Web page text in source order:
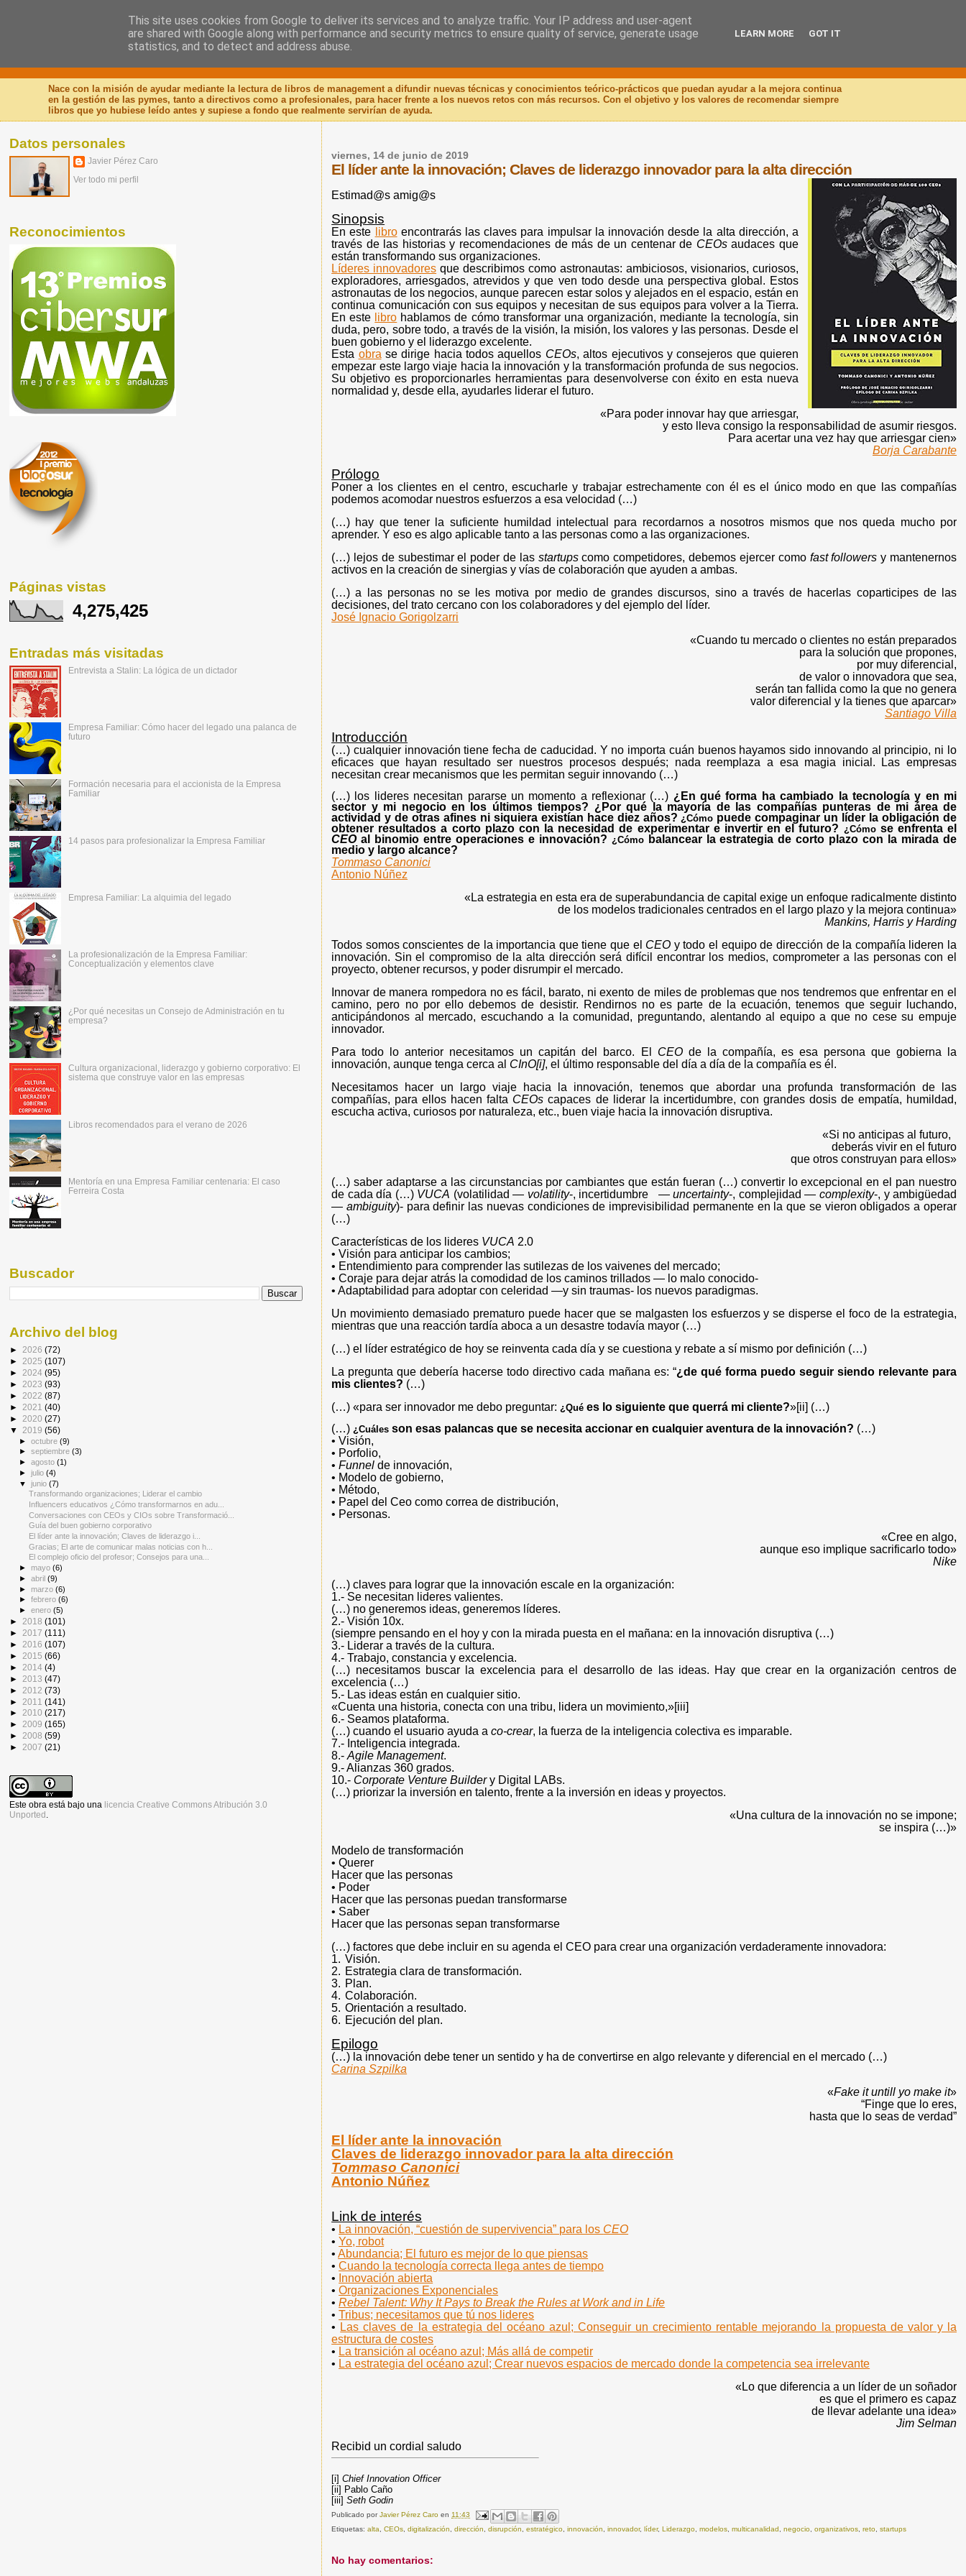
Nuevo Viernes - Nuevo Libro
Nace con la misión de ayudar mediante la lectura de libros de management a difundir nuevas técnicas y conocimientos teórico-prácticos que puedan ayudar a la mejora continua
en la gestión de las pymes, tanto a directivos como a profesionales, para hacer frente a los nuevos retos con más recursos. Con el objetivo y los valores de recomendar siempre
libros que yo hubiese leído antes y supiese a fondo que realmente servirían de ayuda.
viernes, 14 de junio de 2019
El líder ante la innovación; Claves de liderazgo innovador para la alta dirección
Estimad@s amig@s
Sinopsis
En este libroencontrarás las claves para impulsar la innovación desde la alta dirección, a
través de las historias y recomendaciones de más de un centenar de CEOsaudaces que
están transformando sus organizaciones.
Líderes innovadores que describimos como astronautas: ambiciosos, visionarios, curiosos,
exploradores, arriesgados, atrevidos y que ven todo desde una perspectiva global. Estos
astronautas de los negocios, aunque parecen estar solos y alejados en el espacio, están en
continua comunicación con sus equipos y necesitan de sus equipos para volver a la Tierra.
En este libro hablamos de cómo transformar una organización, mediante la tecnología, sin
duda, pero, sobre todo, a través de la visión, la misión, los valores y las personas. Desde el
buen gobierno y el liderazgo excelente.
Esta obra se dirige hacia todos aquellos CEOs, altos ejecutivos y consejeros que quieren
empezar este largo viaje hacia la innovación y la transformación profunda de sus negocios.
Su objetivo es proporcionarles herramientas para desenvolverse con éxito en esta nueva
normalidad y, desde ella, ayudarles liderar el futuro.
«Para poder innovar hay que arriesgar,
y esto lleva consigo la responsabilidad de asumir riesgos.
Para acertar una vez hay que arriesgar cien»
Borja Carabante
Prólogo
Poner a los clientes en el centro, escucharle y trabajar estrechamente con él es el único modo en que las compañías
podemos acomodar nuestros esfuerzos a esa velocidad (…)
(…) hay que tener la suficiente humildad intelectual para recordarnos a nosotros mismos que nos queda mucho por
aprender. Y eso es algo aplicable tanto a las personas como a las organizaciones.
(…) lejos de subestimar el poder de las startupscomo competidores, debemos ejercer como fast followers y mantenernos
activos en la creación de sinergias y vías de colaboración que ayuden a ambas.
(…) a las personas no se les motiva por medio de grandes discursos, sino a través de hacerlas coparticipes de las
decisiones, del trato cercano con los colaboradores y del ejemplo del líder.
José Ignacio Gorigolzarri
«Cuando tu mercado o clientes no están preparados
para la solución que propones,
por muy diferencial ,
de valor o innovadora que sea,
serán tan fallida como la que no genera
valor diferencial y la tienes que aparcar»
Santiago Villa
Introducción
(…) cualquier innovación tiene fecha de caducidad. Y no importa cuán buenos hayamos sido innovando al principio, ni lo
eficaces que hayan resultado ser nuestros procesos después; nada reemplaza a esa magia inicial. Las empresas
necesitan crear mecanismos que les permitan seguir innovando (…)
(…) los lideres necesitan pararse un momento a reflexionar (…) ¿En qué forma ha cambiado la tecnología y en mi
sector y mi negocio en los últimos tiempos? ¿Por qué la mayoría de las compañías punteras de mi área de
actividad y de otras afines ni siquiera existían hace diez años? ¿Cómo puede compaginar un líder la obligación de
obtener resultados a corto plazo con la necesidad de experimentar e invertir en el futuro? ¿Cómose enfrenta el
CEOal binomio entre operaciones e innovación? ¿Cómobalancear la estrategia de corto plazo con la mirada de
medio y largo alcance?
Tommaso Canonici
Antonio Núñez
«La estrategia en esta era de superabundancia de capital exige un enfoque radicalmente distinto
de los modelos tradicionales centrados en el largo plazo y la mejora continua»
Mankins, Harris y Harding
Todos somos conscientes de la importancia que tiene que el CEO y todo el equipo de dirección de la compañía lideren la
innovación. Sin el compromiso de la alta dirección será difícil encontrar los medios, comprometer a las personas con el
proyecto, obtener recursos, y poder disrumpir el mercado.
Innovar de manera rompedora no es fácil, barato, ni exento de miles de problemas que nos tendremos que enfrentar en el
camino, pero no por ello debemos de desistir. Rendirnos no es parte de la ecuación, tenemos que seguir luchando,
anticipándonos al mercado, escuchando a la comunidad, preguntando, alentando al equipo a que no cese su empuje
innovador.
Para todo lo anterior necesitamos un capitán del barco. El CEOde la compañía, es esa persona que gobierna la
innovación, aunque tenga cerca al CInO[i], el último responsable del día a día de la compañía es él.
Necesitamos hacer un largo viaje hacia la innovación, tenemos que abordar una profunda transformación de las
compañías, para ellos hacen falta CEOs capaces de liderar la incertidumbre, con grandes dosis de empatía, humildad,
escucha activa, curiosos por naturaleza, etc., buen viaje hacia la innovación disruptiva.
«Si no anticipas al futuro,
deberás vivir en el futuro
que otros construyan para ellos»
(…) saber adaptarse a las circunstancias por cambiantes que están fueran (…) convertir lo excepcional en el pan nuestro
de cada día (…) VUCA (volatilidad ― volatility-, incertidumbre ―uncertainty-, complejidad ―complexity-, y ambigüedad
― ambiguity)- para definir las nuevas condiciones de imprevisibilidad permanente en la que se vieron obligados a operar
(…)
Características de los lideres VUCA 2.0
• Visión para anticipar los cambios;
• Entendimiento para comprender las sutilezas de los vaivenes del mercado;
• Coraje para dejar atrás la comodidad de los caminos trillados ― lo malo conocido-
• Adaptabilidad para adoptar con celeridad ―y sin traumas- los nuevos paradigmas.
Un movimiento demasiado prematuro puede hacer que se malgasten los esfuerzos y se disperse el foco de la estrategia,
mientras que una reacción tardía aboca a un desastre todavía mayor (…)
(…) el líder estratégico de hoy se reinventa cada día y se cuestiona y rebate a sí mismo por definición (…)
La pregunta que debería hacerse todo directivo cada mañana es: “¿de qué forma puedo seguir siendo relevante para
mis clientes? (…)
(…) «para ser innovador me debo preguntar: ¿Qué es lo siguiente que querrá mi cliente?»[ii] (…)
(…) ¿Cuáles son esas palancas que se necesita accionar en cualquier aventura de la innovación? (…)
• Visión,
• Porfolio,
•Funnel de innovación,
• Modelo de gobierno,
• Método,
• Papel del Ceo como correa de distribución,
• Personas.
«Cree en algo,
aunque eso implique sacrificarlo todo»
Nike
(…) claves para lograr que la innovación escale en la organización:
1.- Se necesitan lideres valientes.
(…) no generemos ideas, generemos líderes.
2.- Visión 10x.
(siempre pensando en el hoy y con la mirada puesta en el mañana: en la innovación disruptiva (…)
3.- Liderar a través de la cultura.
4.- Trabajo, constancia y excelencia.
(…) necesitamos buscar la excelencia para el desarrollo de las ideas. Hay que crear en la organización centros de
excelencia (…)
5.- Las ideas están en cualquier sitio.
«Cuenta una historia, conecta con una tribu, lidera un movimiento,»[iii]
6.- Seamos plataforma.
(…) cuando el usuario ayuda aco-crear, la fuerza de la inteligencia colectiva es imparable.
7.- Inteligencia integrada.
8.-Agile Management.
9.- Alianzas 360 grados.
10.- Corporate Venture Buildery Digital LABs.
(…) priorizar la inversión en talento, frente a la inversión en ideas y proyectos.
«Una cultura de la innovación no se impone;
se inspira (…)»
Modelo de transformación
• Querer
Hacer que las personas
• Poder
Hacer que las personas puedan transformarse
• Saber
Hacer que las personas sepan transformarse
(…) factores que debe incluir en su agenda el CEO para crear una organización verdaderamente innovadora:
1. Visión.
2. Estrategia clara de transformación.
3. Plan.
4. Colaboración.
5. Orientación a resultado.
6. Ejecución del plan.
Epilogo
(…) la innovación debe tener un sentido y ha de convertirse en algo relevante y diferencial en el mercado (…)
Carina Szpilka
«Fake it untill yo make it»
“Finge que lo eres,
hasta que lo seas de verdad”
El líder ante la innovación
Claves de liderazgo innovador para la alta dirección
Tommaso Canonici
Antonio Núñez
Link de interés
• La innovación, “cuestión de supervivencia” para los CEO
•Yo, robot
•Abundancia; El futuro es mejor de lo que piensas
•Cuando la tecnología correcta llega antes de tiempo
• Innovación abierta
•Organizaciones Exponenciales
•Rebel Talent: Why It Pays to Break the Rules at Work and in Life
•Tribus; necesitamos que tú nos lideres
• Las claves de la estrategia del océano azul; Conseguir un crecimiento rentable mejorando la propuesta de valor y la
estructura de costes
• La transición al océano azul; Más allá de competir
• La estrategia del océano azul; Crear nuevos espacios de mercado donde la competencia sea irrelevante
«Lo que diferencia a un líder de un soñador
es que el primero es capaz
de llevar adelante una idea»
Jim Selman
Recibid un cordial saludo
[i] Chief Innovation Officer
[ii] Pablo Caño
[iii] Seth Godin
Publicado porJavier Pérez Caro en11:43
Etiquetas:alta ,CEOs ,digitalización ,dirección ,disrupción ,estratégico ,innovación ,innovador,líder,Liderazgo ,modelos ,multicanalidad ,negocio ,organizativos ,reto ,startups
No hay comentarios:
Datos personales
Javier Pérez Caro
Ver todo mi perfil
Reconocimientos
Páginas vistas
4,275,425
Entradas más visitadas
Entrevista a Stalin: La lógica de un dictador
Empresa Familiar: Cómo hacer del legado una palanca de
futuro
Formación necesaria para el accionista de la Empresa
Familiar
14 pasos para profesionalizar la Empresa Familiar
Empresa Familiar: La alquimia del legado
La profesionalización de la Empresa Familiar:
Conceptualización y elementos clave
¿Por qué necesitas un Consejo de Administración en tu
empresa?
Cultura organizacional, liderazgo y gobierno corporativo: El
sistema que construye valor en las empresas
Libros recomendados para el verano de 2026
Mentoría en una Empresa Familiar centenaria: El caso
Ferreira Costa
Buscador
Archivo del blog
► 2026 (72)
► 2025 (107)
► 2024 (95)
► 2023 (93)
► 2022 (87)
► 2021 (40)
► 2020 (27)
▼ 2019 (56)
►octubre(9)
►septiembre(3)
►agosto(1)
►julio(4)
▼junio(7)
Transformando organizaciones; Liderar el cambio
Influencers educativos ¿Cómo transformarnos en adu...
Conversaciones con CEOs y CIOs sobre Transformació...
Guía del buen gobierno corporativo
El líder ante la innovación; Claves de liderazgo i...
Gracias; El arte de comunicar malas noticias con h...
El complejo oficio del profesor; Consejos para una...
► mayo(6)
►abril(9)
► marzo(6)
►febrero(6)
►enero(5)
► 2018 (101)
► 2017 (111)
► 2016 (107)
► 2015 (66)
► 2014 (4)
► 2013 (47)
► 2012 (73)
► 2011 (141)
► 2010 (217)
► 2009 (165)
► 2008 (59)
► 2007 (21)
Este obra está bajo una licencia Creative Commons Atribución 3.0
Unported .
This site uses cookies from Google to deliver its services and to analyze traffic. Your IP address and user-agent
are shared with Google along with performance and security metrics to ensure quality of service, generate usage
statistics, and to detect and address abuse.
LEARN MORE GOT IT